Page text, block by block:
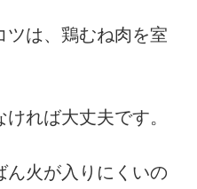
ツは、鶏むね肉を室
れば大丈夫です。
ん火が入りにくいの